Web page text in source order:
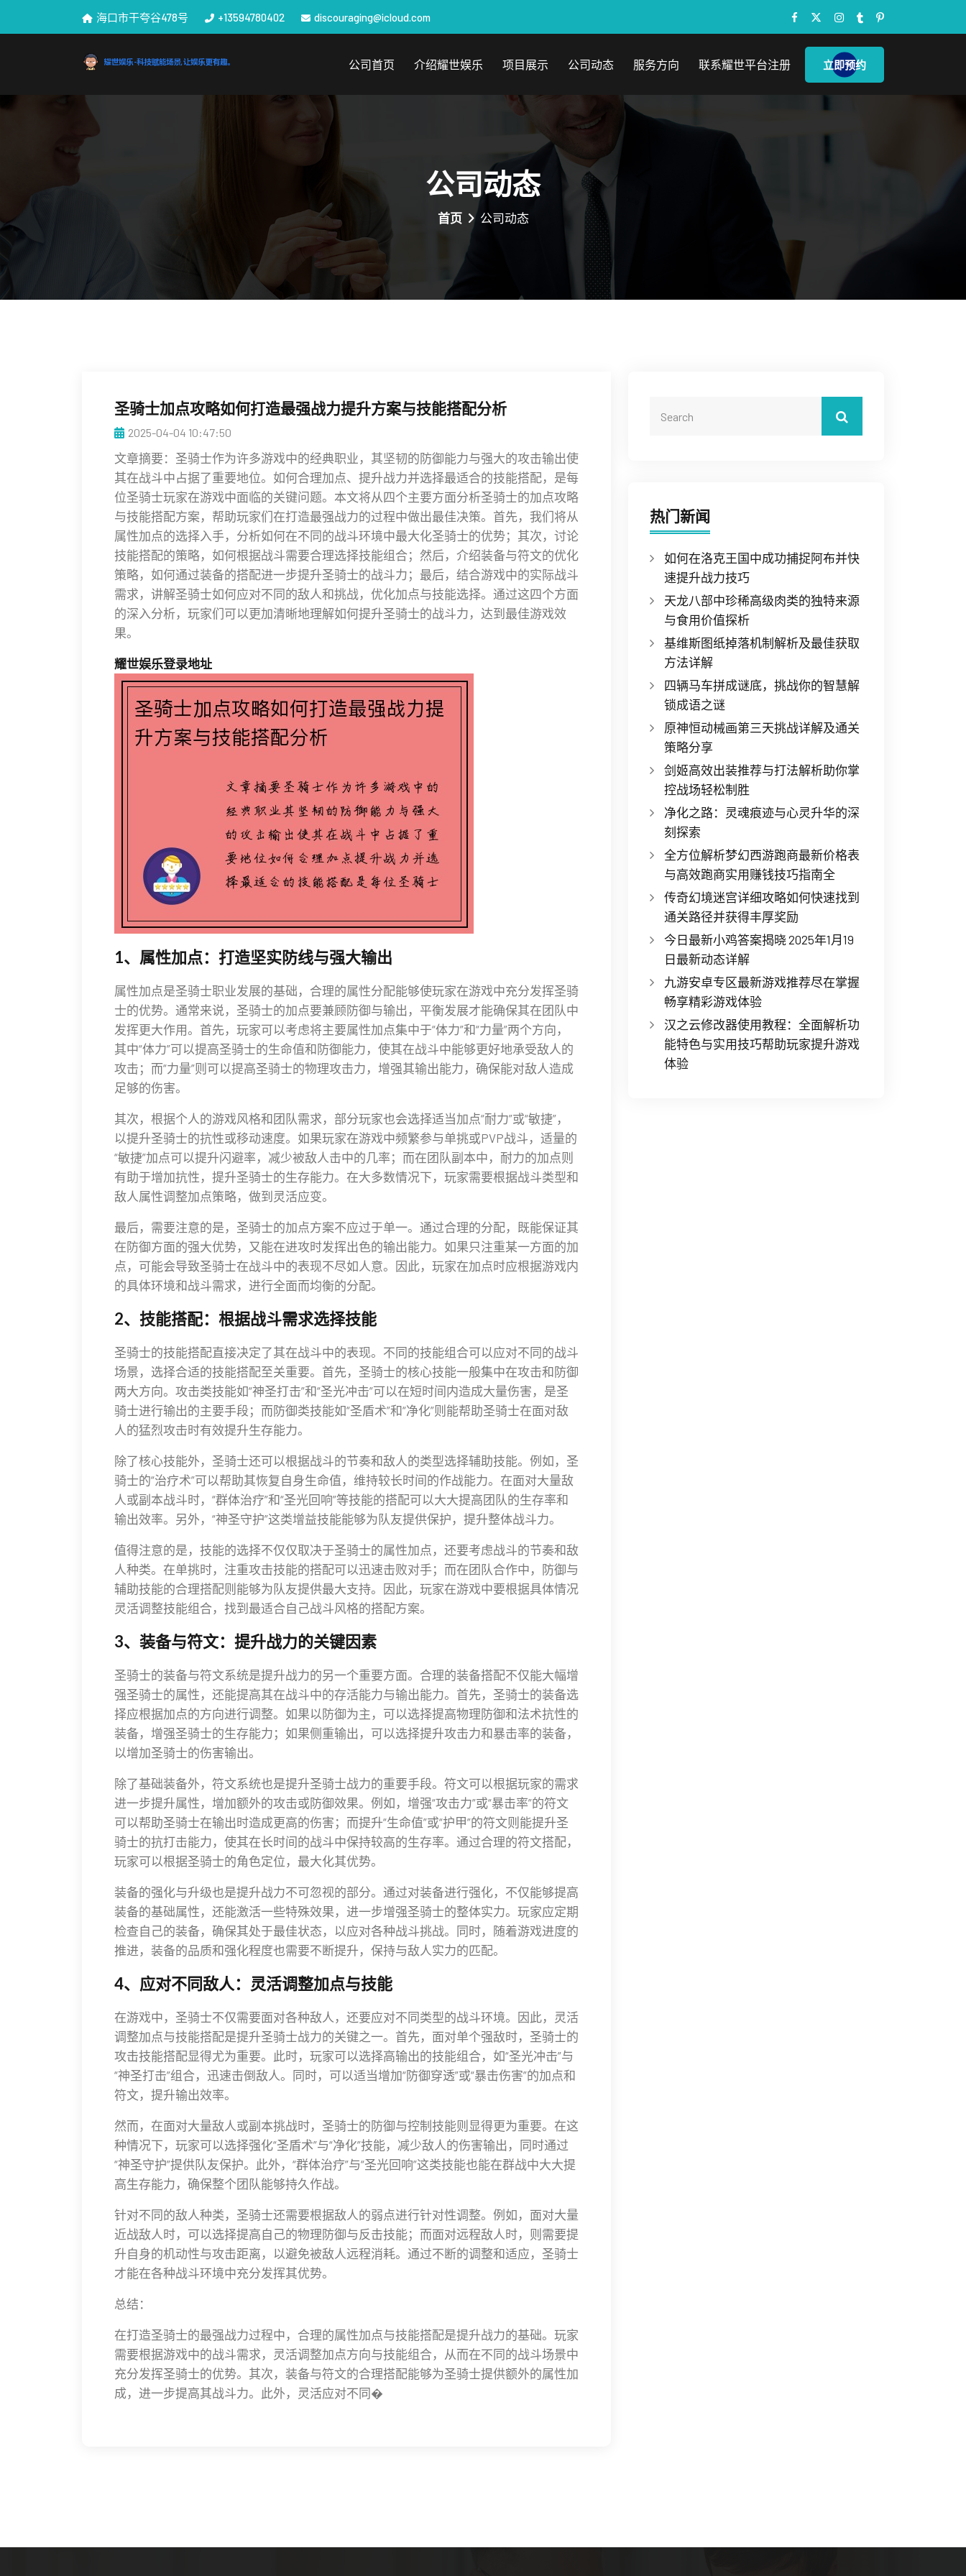
海口市干夸谷478号 +13594780402 discouraging@icloud.com
公司首页 介绍耀世娱乐 项目展示 公司动态 服务方向 联系耀世平台注册 立即预约
公司动态
首页 公司动态
圣骑士加点攻略如何打造最强战力提升方案与技能搭配分析
2025-04-04 10:47:50
文章摘要：圣骑士作为许多游戏中的经典职业，其坚韧的防御能力与强大的攻击输出使
其在战斗中占据了重要地位。如何合理加点、提升战力并选择最适合的技能搭配，是每
位圣骑士玩家在游戏中面临的关键问题。本文将从四个主要方面分析圣骑士的加点攻略
与技能搭配方案，帮助玩家们在打造最强战力的过程中做出最佳决策。首先，我们将从
属性加点的选择入手，分析如何在不同的战斗环境中最大化圣骑士的优势；其次，讨论
技能搭配的策略，如何根据战斗需要合理选择技能组合；然后，介绍装备与符文的优化
策略，如何通过装备的搭配进一步提升圣骑士的战斗力；最后，结合游戏中的实际战斗
需求，讲解圣骑士如何应对不同的敌人和挑战，优化加点与技能选择。通过这四个方面
的深入分析，玩家们可以更加清晰地理解如何提升圣骑士的战斗力，达到最佳游戏效
果。
耀世娱乐登录地址
1、属性加点：打造坚实防线与强大输出
属性加点是圣骑士职业发展的基础，合理的属性分配能够使玩家在游戏中充分发挥圣骑
士的优势。通常来说，圣骑士的加点要兼顾防御与输出，平衡发展才能确保其在团队中
发挥更大作用。首先，玩家可以考虑将主要属性加点集中于“体力”和“力量”两个方向，
其中“体力”可以提高圣骑士的生命值和防御能力，使其在战斗中能够更好地承受敌人的
攻击；而“力量”则可以提高圣骑士的物理攻击力，增强其输出能力，确保能对敌人造成
足够的伤害。
其次，根据个人的游戏风格和团队需求，部分玩家也会选择适当加点“耐力”或“敏捷”，
以提升圣骑士的抗性或移动速度。如果玩家在游戏中频繁参与单挑或PVP战斗，适量的
“敏捷”加点可以提升闪避率，减少被敌人击中的几率；而在团队副本中，耐力的加点则
有助于增加抗性，提升圣骑士的生存能力。在大多数情况下，玩家需要根据战斗类型和
敌人属性调整加点策略，做到灵活应变。
最后，需要注意的是，圣骑士的加点方案不应过于单一。通过合理的分配，既能保证其
在防御方面的强大优势，又能在进攻时发挥出色的输出能力。如果只注重某一方面的加
点，可能会导致圣骑士在战斗中的表现不尽如人意。因此，玩家在加点时应根据游戏内
的具体环境和战斗需求，进行全面而均衡的分配。
2、技能搭配：根据战斗需求选择技能
圣骑士的技能搭配直接决定了其在战斗中的表现。不同的技能组合可以应对不同的战斗
场景，选择合适的技能搭配至关重要。首先，圣骑士的核心技能一般集中在攻击和防御
两大方向。攻击类技能如“神圣打击”和“圣光冲击”可以在短时间内造成大量伤害，是圣
骑士进行输出的主要手段；而防御类技能如“圣盾术”和“净化”则能帮助圣骑士在面对敌
人的猛烈攻击时有效提升生存能力。
除了核心技能外，圣骑士还可以根据战斗的节奏和敌人的类型选择辅助技能。例如，圣
骑士的“治疗术”可以帮助其恢复自身生命值，维持较长时间的作战能力。在面对大量敌
人或副本战斗时，“群体治疗”和“圣光回响”等技能的搭配可以大大提高团队的生存率和
输出效率。另外，“神圣守护”这类增益技能能够为队友提供保护，提升整体战斗力。
值得注意的是，技能的选择不仅仅取决于圣骑士的属性加点，还要考虑战斗的节奏和敌
人种类。在单挑时，注重攻击技能的搭配可以迅速击败对手；而在团队合作中，防御与
辅助技能的合理搭配则能够为队友提供最大支持。因此，玩家在游戏中要根据具体情况
灵活调整技能组合，找到最适合自己战斗风格的搭配方案。
3、装备与符文：提升战力的关键因素
圣骑士的装备与符文系统是提升战力的另一个重要方面。合理的装备搭配不仅能大幅增
强圣骑士的属性，还能提高其在战斗中的存活能力与输出能力。首先，圣骑士的装备选
择应根据加点的方向进行调整。如果以防御为主，可以选择提高物理防御和法术抗性的
装备，增强圣骑士的生存能力；如果侧重输出，可以选择提升攻击力和暴击率的装备，
以增加圣骑士的伤害输出。
除了基础装备外，符文系统也是提升圣骑士战力的重要手段。符文可以根据玩家的需求
进一步提升属性，增加额外的攻击或防御效果。例如，增强“攻击力”或“暴击率”的符文
可以帮助圣骑士在输出时造成更高的伤害；而提升“生命值”或“护甲”的符文则能提升圣
骑士的抗打击能力，使其在长时间的战斗中保持较高的生存率。通过合理的符文搭配，
玩家可以根据圣骑士的角色定位，最大化其优势。
装备的强化与升级也是提升战力不可忽视的部分。通过对装备进行强化，不仅能够提高
装备的基础属性，还能激活一些特殊效果，进一步增强圣骑士的整体实力。玩家应定期
检查自己的装备，确保其处于最佳状态，以应对各种战斗挑战。同时，随着游戏进度的
推进，装备的品质和强化程度也需要不断提升，保持与敌人实力的匹配。
4、应对不同敌人：灵活调整加点与技能
在游戏中，圣骑士不仅需要面对各种敌人，还要应对不同类型的战斗环境。因此，灵活
调整加点与技能搭配是提升圣骑士战力的关键之一。首先，面对单个强敌时，圣骑士的
攻击技能搭配显得尤为重要。此时，玩家可以选择高输出的技能组合，如“圣光冲击”与
“神圣打击”组合，迅速击倒敌人。同时，可以适当增加“防御穿透”或“暴击伤害”的加点和
符文，提升输出效率。
然而，在面对大量敌人或副本挑战时，圣骑士的防御与控制技能则显得更为重要。在这
种情况下，玩家可以选择强化“圣盾术”与“净化”技能，减少敌人的伤害输出，同时通过
“神圣守护”提供队友保护。此外，“群体治疗”与“圣光回响”这类技能也能在群战中大大提
高生存能力，确保整个团队能够持久作战。
针对不同的敌人种类，圣骑士还需要根据敌人的弱点进行针对性调整。例如，面对大量
近战敌人时，可以选择提高自己的物理防御与反击技能；而面对远程敌人时，则需要提
升自身的机动性与攻击距离，以避免被敌人远程消耗。通过不断的调整和适应，圣骑士
才能在各种战斗环境中充分发挥其优势。
总结：
在打造圣骑士的最强战力过程中，合理的属性加点与技能搭配是提升战力的基础。玩家
需要根据游戏中的战斗需求，灵活调整加点方向与技能组合，从而在不同的战斗场景中
充分发挥圣骑士的优势。其次，装备与符文的合理搭配能够为圣骑士提供额外的属性加
成，进一步提高其战斗力。此外，灵活应对不同�
热门新闻
如何在洛克王国中成功捕捉阿布并快
速提升战力技巧
天龙八部中珍稀高级肉类的独特来源
与食用价值探析
基维斯图纸掉落机制解析及最佳获取
方法详解
四辆马车拼成谜底，挑战你的智慧解
锁成语之谜
原神恒动械画第三天挑战详解及通关
策略分享
剑姬高效出装推荐与打法解析助你掌
控战场轻松制胜
净化之路：灵魂痕迹与心灵升华的深
刻探索
全方位解析梦幻西游跑商最新价格表
与高效跑商实用赚钱技巧指南全
传奇幻境迷宫详细攻略如何快速找到
通关路径并获得丰厚奖励
今日最新小鸡答案揭晓 2025年1月19
日最新动态详解
九游安卓专区最新游戏推荐尽在掌握
畅享精彩游戏体验
汉之云修改器使用教程：全面解析功
能特色与实用技巧帮助玩家提升游戏
体验